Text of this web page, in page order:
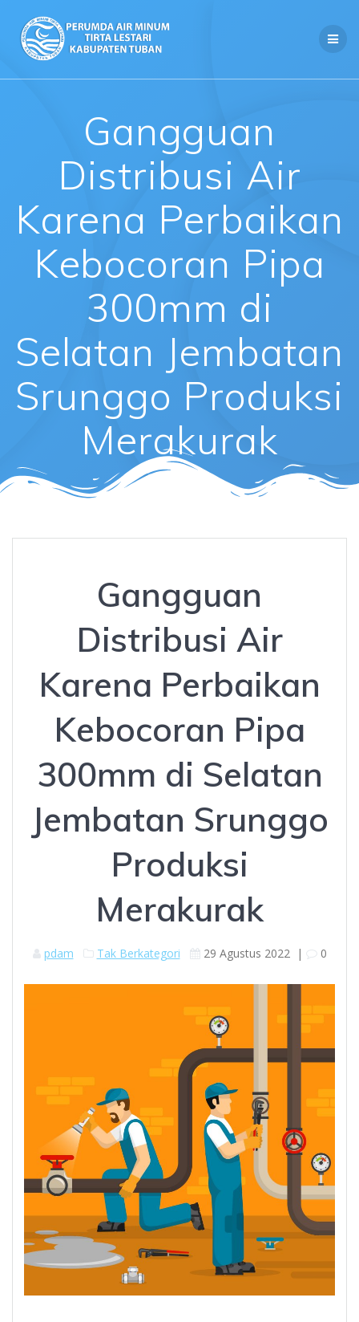
Gangguan
Distribusi Air
Karena Perbaikan
Kebocoran Pipa
300mm di
Selatan Jembatan
Srunggo Produksi
Merakurak
Gangguan
Distribusi Air
Karena Perbaikan
Kebocoran Pipa
300mm di Selatan
Jembatan Srunggo
Produksi
Merakurak
pdam Tak Berkategori 29 Agustus 2022| 0